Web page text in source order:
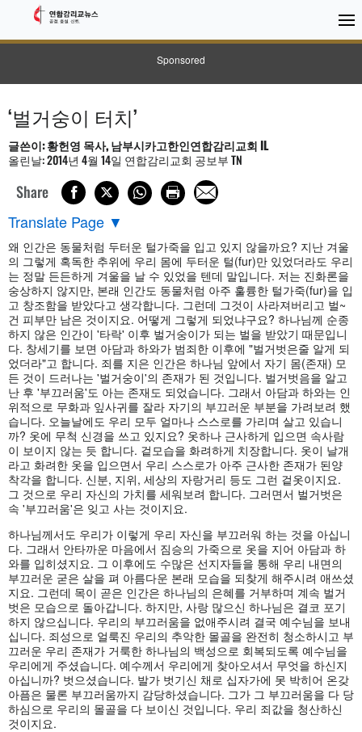
Sponsored
‘벌거숭이 터치’
글쓴이: 황헌영 목사, 남부시카고한인연합감리교회 IL
올린날: 2014년 4월 14일 연합감리교회 공보부 TN
Share
Translate Page ▼
왜 인간은 동물처럼 두터운 털가죽을 입고 있지 않을까요? 지난 겨울
의 그렇게 혹독한 추위에 우리 몸에 두터운 털(fur)만 있었더라도 우리
는 정말 든든하게 겨울을 날 수 있었을 텐데 말입니다. 저는 진화론을
숭상하지 않지만, 본래 인간도 동물처럼 아주 훌륭한 털가죽(fur)을 입
고 창조함을 받았다고 생각합니다. 그런데 그것이 사라져버리고 벌~
건 피부만 남은 것이지요. 어떻게 그렇게 되었냐구요? 하나님께 순종
하지 않은 인간이 '타락' 이후 벌거숭이가 되는 벌을 받았기 때문입니
다. 창세기를 보면 아담과 하와가 범죄한 이후에 "벌거벗은줄 알게 되
었더라"고 합니다. 죄를 지은 인간은 하나님 앞에서 자기 몸(존재) 모
든 것이 드러나는 '벌거숭이'의 존재가 된 것입니다. 벌거벗음을 알고
난 후 '부끄러움'도 아는 존재도 되었습니다. 그래서 아담과 하와는 인
위적으로 무화과 잎사귀를 잘라 자기의 부끄러운 부분을 가려보려 했
습니다. 오늘날에도 우리 모두 얼마나 스스로를 가리며 살고 있습니
까? 옷에 무척 신경을 쓰고 있지요? 옷하나 근사하게 입으면 속사람
이 보이지 않는 듯 합니다. 겉모습을 화려하게 치장합니다. 옷이 날개
라고 화려한 옷을 입으면서 우리 스스로가 아주 근사한 존재가 된양
착각을 합니다. 신분, 지위, 세상의 자랑거리 등도 그런 겉옷이지요.
그 것으로 우리 자신의 가치를 세워보려 합니다. 그러면서 벌거벗은
속 '부끄러움'은 잊고 사는 것이지요.
하나님께서도 우리가 이렇게 우리 자신을 부끄러워 하는 것을 아십니
다. 그래서 안타까운 마음에서 짐승의 가죽으로 옷을 지어 아담과 하
와를 입히셨지요. 그 이후에도 수많은 선지자들을 통해 우리 내면의
부끄러운 굳은 살을 펴 아름다운 본래 모습을 되찾게 해주시려 애쓰셨
지요. 그런데 목이 곧은 인간은 하나님의 은혜를 거부하며 계속 벌거
벗은 모습으로 돌아갑니다. 하지만, 사랑 많으신 하나님은 결코 포기
하지 않으십니다. 우리의 부끄러움을 없애주시려 결국 예수님을 보내
십니다. 죄성으로 얼룩진 우리의 추악한 몰골을 완전히 청소하시고 부
끄러운 우리 존재가 거룩한 하나님의 백성으로 회복되도록 예수님을
우리에게 주셨습니다. 예수께서 우리에게 찾아오셔서 무엇을 하신지
아십니까? 벗으셨습니다. 발가 벗기신 채로 십자가에 못 박히어 온갖
아픔은 물론 부끄러움까지 감당하셨습니다. 그가 그 부끄러움을 다 당
하심으로 우리의 몰골을 다 보이신 것입니다. 우리 죄값을 청산하신
것이지요.